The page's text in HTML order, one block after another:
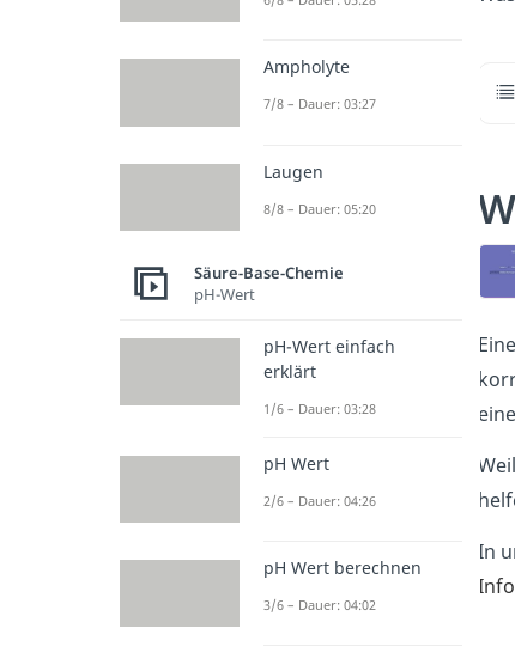
Eine
In
Ampholyte
7/8 – Dauer: 03:27
Laugen
8/8 – Dauer: 05:20
Säure-Base-Chemie
pH-Wert
pH-Wert einfach
erklärt
1/6 – Dauer: 03:28
pH Wert
2/6 – Dauer: 04:26
pH Wert berechnen
3/6 – Dauer: 04:02